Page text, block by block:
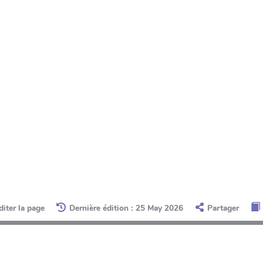
la page Dernière édition : 25 May 2026 Partager